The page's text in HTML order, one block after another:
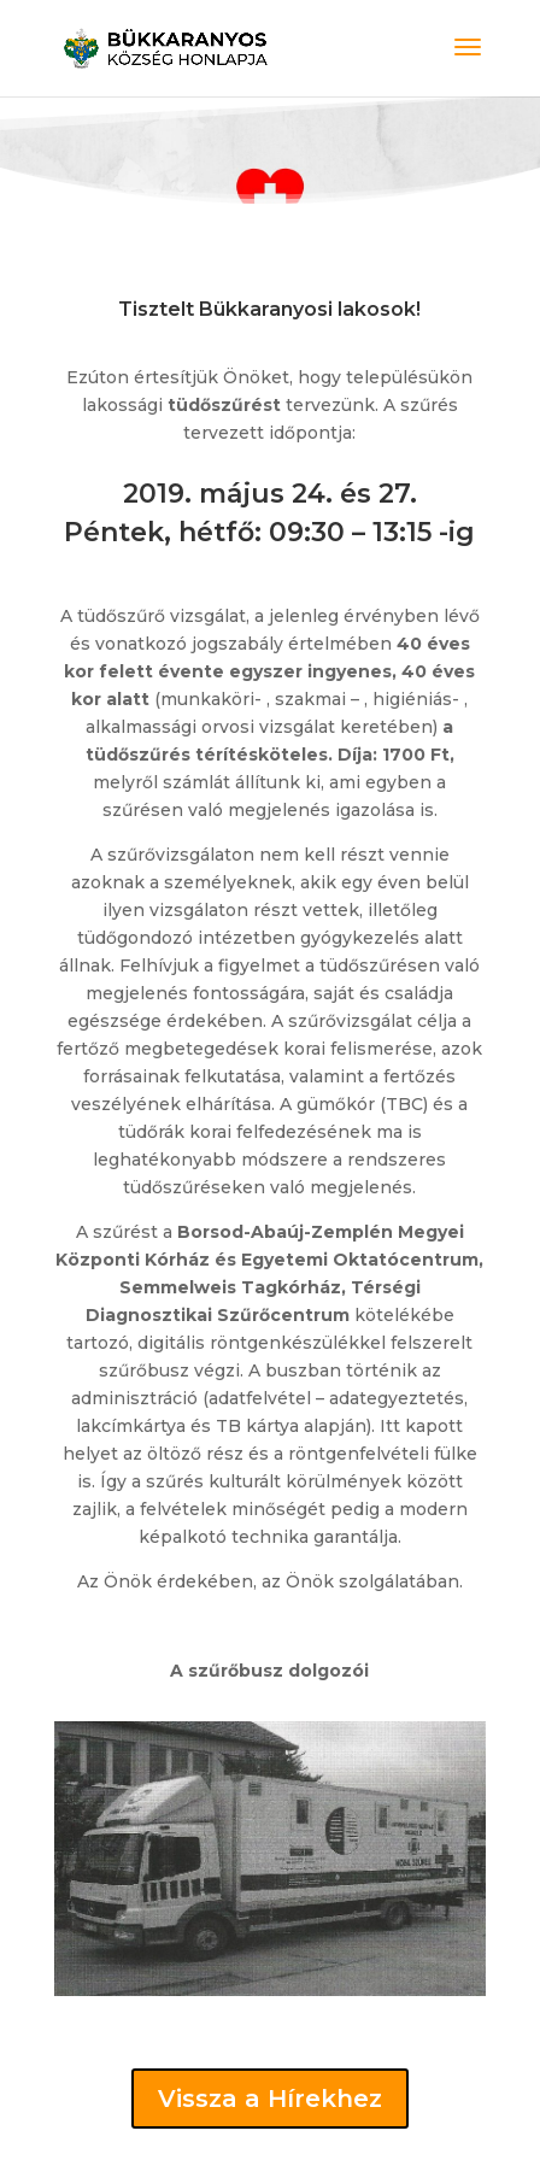
Tisztelt Bükkaranyosi lakosok!
Ezúton értesítjük Önöket, hogy településükön
lakossági tüdőszűrésttervezünk. A szűrés
tervezett időpontja:
2019. május 24. és 27.
Péntek, hétfő: 09:30 – 13:15 -ig
A tüdőszűrő vizsgálat, a jelenleg érvényben lévő
és vonatkozó jogszabály értelmében 40 éves
kor felett évente egyszer ingyenes, 40 éves
kor alatt (munkaköri- , szakmai – , higiéniás- ,
alkalmassági orvosi vizsgálat keretében) a
tüdőszűrés térítésköteles. Díja: 1700 Ft,
melyről számlát állítunk ki, ami egyben a
szűrésen való megjelenés igazolása is.
A szűrővizsgálaton nem kell részt vennie
azoknak a személyeknek, akik egy éven belül
ilyen vizsgálaton részt vettek, illetőleg
tüdőgondozó intézetben gyógykezelés alatt
állnak. Felhívjuk a figyelmet a tüdőszűrésen való
megjelenés fontosságára, saját és családja
egészsége érdekében. A szűrővizsgálat célja a
fertőző megbetegedések korai felismerése, azok
forrásainak felkutatása, valamint a fertőzés
veszélyének elhárítása. A gümőkór (TBC) és a
tüdőrák korai felfedezésének ma is
leghatékonyabb módszere a rendszeres
tüdőszűréseken való megjelenés.
A szűrést a Borsod-Abaúj-Zemplén Megyei
Központi Kórház és Egyetemi Oktatócentrum,
Semmelweis Tagkórház, Térségi
Diagnosztikai Szűrőcentrumkötelékébe
tartozó, digitális röntgenkészülékkel felszerelt
szűrőbusz végzi. A buszban történik az
adminisztráció (adatfelvétel – adategyeztetés,
lakcímkártya és TB kártya alapján). Itt kapott
helyet az öltöző rész és a röntgenfelvételi fülke
is. Így a szűrés kulturált körülmények között
zajlik, a felvételek minőségét pedig a modern
képalkotó technika garantálja.
Az Önök érdekében, az Önök szolgálatában.
A szűrőbusz dolgozói
Vissza a Hírekhez